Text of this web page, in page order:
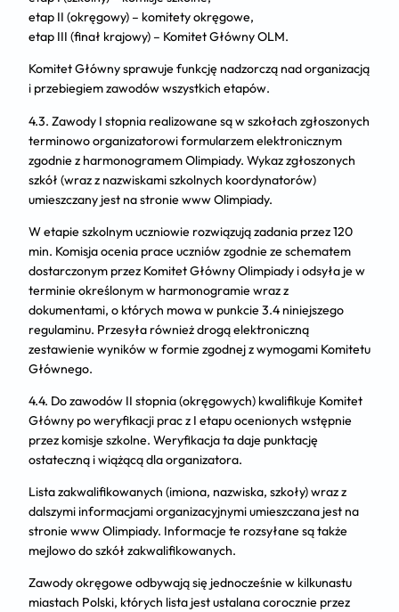
etap II (okręgowy) – komitety okręgowe,
etap III (finał krajowy) – Komitet Główny OLM.
Komitet Główny sprawuje funkcję nadzorczą nad organizacją
i przebiegiem zawodów wszystkich etapów.
4.3. Zawody I stopnia realizowane są w szkołach zgłoszonych
terminowo organizatorowi formularzem elektronicznym
zgodnie z harmonogramem Olimpiady. Wykaz zgłoszonych
szkół (wraz z nazwiskami szkolnych koordynatorów)
umieszczany jest na stronie www Olimpiady.
W etapie szkolnym uczniowie rozwiązują zadania przez 120
min. Komisja ocenia prace uczniów zgodnie ze schematem
dostarczonym przez Komitet Główny Olimpiady i odsyła je w
terminie określonym w harmonogramie wraz z
dokumentami, o których mowa w punkcie 3.4 niniejszego
regulaminu. Przesyła również drogą elektroniczną
zestawienie wyników w formie zgodnej z wymogami Komitetu
Głównego.
4.4. Do zawodów II stopnia (okręgowych) kwalifikuje Komitet
Główny po weryfikacji prac z I etapu ocenionych wstępnie
przez komisje szkolne. Weryfikacja ta daje punktację
ostateczną i wiążącą dla organizatora.
Lista zakwalifikowanych (imiona, nazwiska, szkoły) wraz z
dalszymi informacjami organizacyjnymi umieszczana jest na
stronie www Olimpiady. Informacje te rozsyłane są także
mejlowo do szkół zakwalifikowanych.
Zawody okręgowe odbywają się jednocześnie w kilkunastu
miastach Polski, których lista jest ustalana corocznie przez